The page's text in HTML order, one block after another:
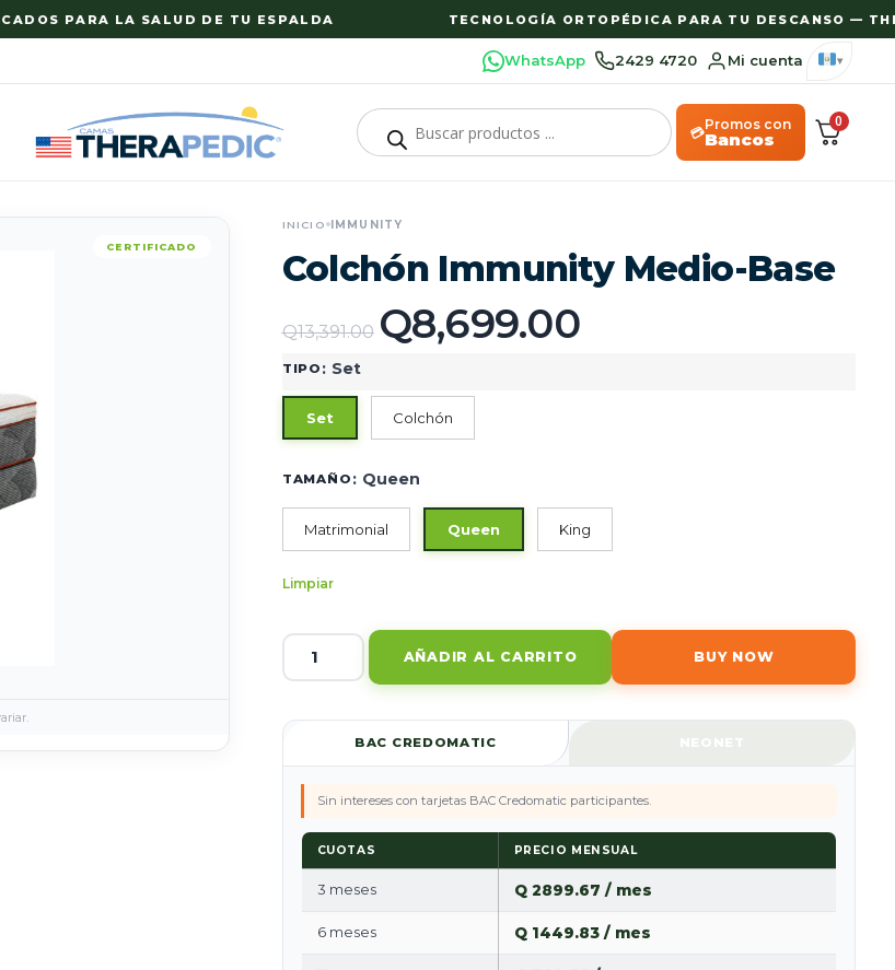
PARA LA SALUD DE TU ESPALDA TECNOLOGÍA ORTOPÉDICA PARA TU DESCANSO —
WhatsApp 2429 4720 Mi cuenta
💳
Promos con
Bancos
0
CERTIFICADO
INICIO IMMUNITY
Colchón Immunity Medio-Base
Q13,391.00 Q8,699.00
TIPO : Set
Set Colchón
TAMAÑO : Queen
Matrimonial Queen King
Limpiar
AÑADIR AL CARRITO BUY NOW
BAC CREDOMATIC
Sin intereses con tarjetas BAC Credomatic participantes.
CUOTAS PRECIO MENSUAL
3 meses Q 2899.67 / mes
6 meses Q 1449.83 / mes